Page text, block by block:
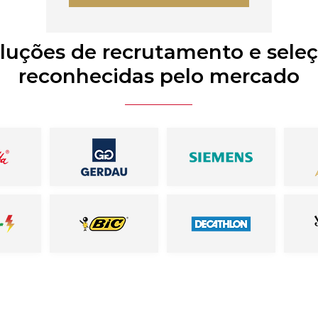
de recrutamento e
reconhecidas pelo mercado